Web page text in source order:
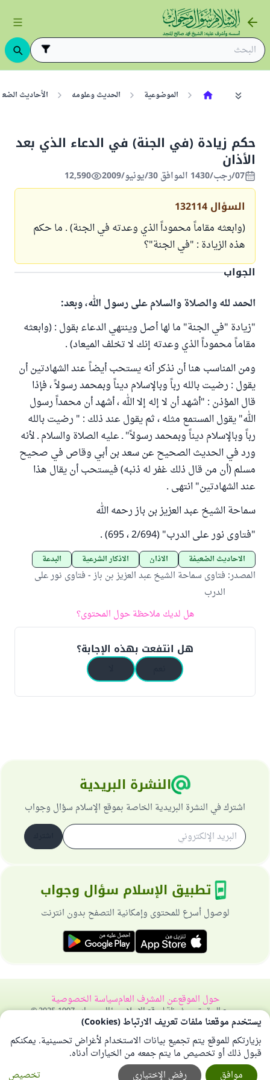
الموضوعية الحديث وعلومه الأحاديث
حكم زيادة (في الجنة) في الدعاء الذي بعد
الأذان
07/رجب/1430 الموافق 30/يونيو/2009 12,590
السؤال 132114
(وابعثه مقاماً محموداً الذي وعدته في الجنة) . ما حكم
هذه الزيادة : "في الجنة"؟
الجواب
الحمد لله والصلاة والسلام على رسول الله، وبعد:
"زيادة "في الجنة" ما لها أصل وينتهي الدعاء بقول : (وابعثه
مقاماً محموداً الذي وعدته إنك لا تخلف الميعاد) .
ومن المناسب هنا أن نذكر أنه يستحب أيضاً عند الشهادتين أن
يقول : رضيت بالله رباً وبالإسلام ديناً وبمحمد رسولاً ، فإذا
قال المؤذن : "أشهد أن لا إله إلا الله ، أشهد أن محمداً رسول
الله" يقول المستمع مثله ، ثم يقول عند ذلك : " رضيت بالله
رباً وبالإسلام ديناً وبمحمد رسولاً" ـ عليه الصلاة والسلام ـ لأنه
ورد في الحديث الصحيح عن سعد بن أبي وقاص في صحيح
مسلم (أن من قال ذلك غفر له ذنبه) فيستحب أن يقال هذا
عند الشهادتين" انتهى .
سماحة الشيخ عبد العزيز بن باز رحمه الله
"فتاوى نور على الدرب" (2/694 ، 695) .
الأحاديث الضعيفة الأذان الأذكار الشرعية البدعة
المصدر: فتاوى سماحة الشيخ عبد العزيز بن باز - فتاوى نور على
الدرب
هل لديك ملاحظة حول المحتوى؟
هل انتفعت بهذه الإجابة؟
النشرة البريدية
اشترك في النشرة البريدية الخاصة بموقع الإسلام سؤال وجواب
تطبيق الإسلام سؤال وجواب
لوصول أسرع للمحتوى وإمكانية التصفح بدون انترنت
حول الموقععن المشرف العامسياسة الخصوصية
جميع الحقوق محفوظة لموقع الإسلام سؤال وجواب 1997-2025 ©
يستخدم موقعنا ملفات تعريف الارتباط (Cookies)
بزيارتكم للموقع يتم تجميع بيانات الاستخدام لأغراض تحسينية. يمكنكم
قبول ذلك أو تخصيص ما يتم جمعه من الخيارات أدناه.
تخصيص
رفض الإختياري موافق